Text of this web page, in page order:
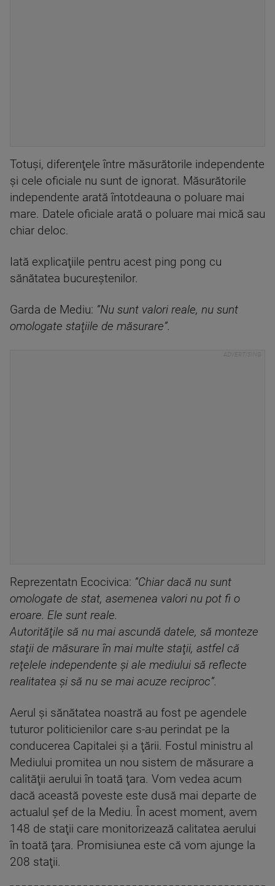
Totuşi, diferenţele între măsurătorile independente
şi cele oficiale nu sunt de ignorat. Măsurătorile
independente arată întotdeauna o poluare mai
mare. Datele oficiale arată o poluare mai mică sau
chiar deloc.
Iată explicaţiile pentru acest ping pong cu
sănătatea bucureștenilor.
Garda de Mediu: ”Nu sunt valori reale, nu sunt
omologate staţiile de măsurare”.
Reprezentatn Ecocivica: ”Chiar dacă nu sunt
omologate de stat, asemenea valori nu pot fi o
eroare. Ele sunt reale.
Autorităţile să nu mai ascundă datele, să monteze
staţii de măsurare în mai multe staţii, astfel că
reţelele independente şi ale mediului să reflecte
realitatea şi să nu se mai acuze reciproc”.
Aerul şi sănătatea noastră au fost pe agendele
tuturor politicienilor care s-au perindat pe la
conducerea Capitalei şi a ţării. Fostul ministru al
Mediului promitea un nou sistem de măsurare a
calităţii aerului în toată ţara. Vom vedea acum
dacă această poveste este dusă mai departe de
actualul şef de la Mediu. În acest moment, avem
148 de staţii care monitorizează calitatea aerului
în toată ţara. Promisiunea este că vom ajunge la
208 staţii.